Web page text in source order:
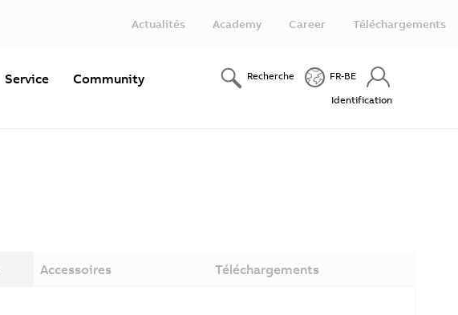
Actualités Academy Career Téléchargements
Service Community Recherche FR-BE
Identification
Accessoires Téléchargements